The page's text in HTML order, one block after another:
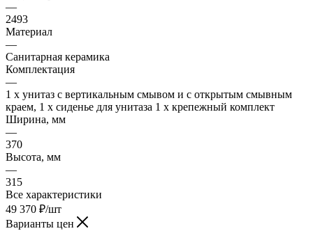
—
2493
Материал
—
Санитарная керамика
Комплектация
—
1 x унитаз с вертикальным смывом и с открытым смывным
краем, 1 x сиденье для унитаза 1 x крепежный комплект
Ширина, мм
—
370
Высота, мм
—
315
Все характеристики
49 370 ₽/шт
Варианты цен